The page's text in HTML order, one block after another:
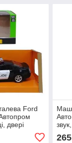
Ford
двері